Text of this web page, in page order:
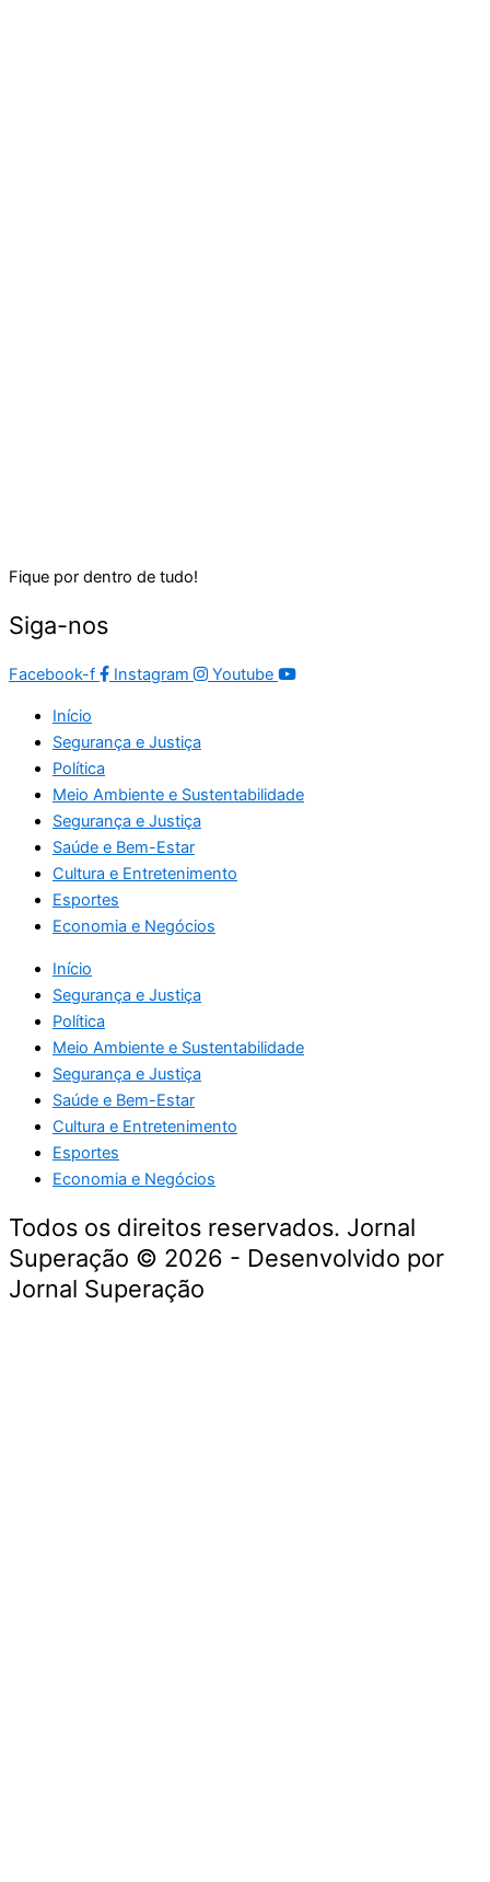
Fique por dentro de tudo!
Siga-nos
Facebook-f Instagram Youtube
Início
Segurança e Justiça
Política
Meio Ambiente e Sustentabilidade
Segurança e Justiça
Saúde e Bem-Estar
Cultura e Entretenimento
Esportes
Economia e Negócios
Início
Segurança e Justiça
Política
Meio Ambiente e Sustentabilidade
Segurança e Justiça
Saúde e Bem-Estar
Cultura e Entretenimento
Esportes
Economia e Negócios
Todos os direitos reservados. Jornal
Superação © 2026 - Desenvolvido por
Jornal Superação